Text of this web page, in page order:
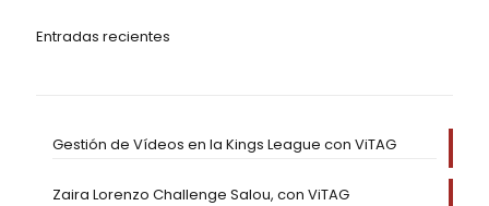
Entradas recientes
Gestión de Vídeos en la Kings League con ViTAG
Zaira Lorenzo Challenge Salou, con ViTAG